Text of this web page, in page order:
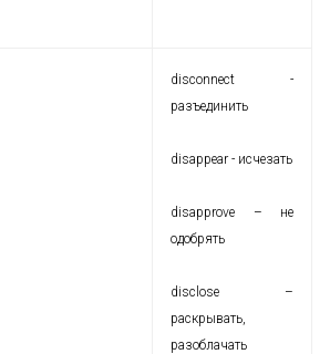
disconnect -
разъединить
disappear - исчезать
disapprove – не
одобрять
disclose –
раскрывать,
разоблачать